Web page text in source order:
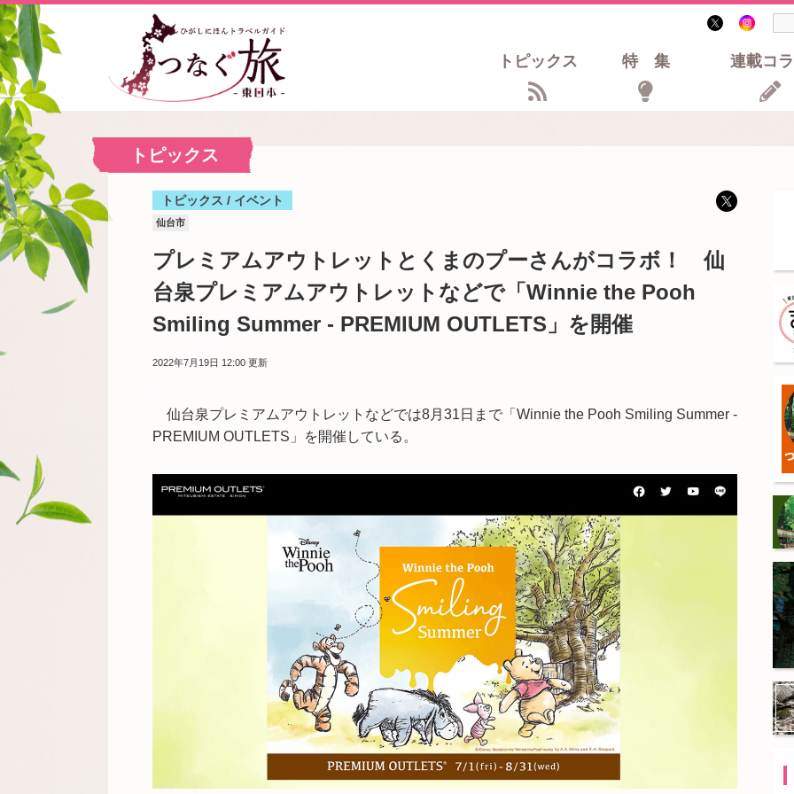
トピックス 特集 連載コ
トピックス
トピックス / イベント
仙台市
プレミアムアウトレットとくまのプーさんがコラボ！ 仙
台泉プレミアムアウトレットなどで「Winnie the Pooh
Smiling Summer - PREMIUM OUTLETS」を開催
2022年7月19日 12:00 更新
仙台泉プレミアムアウトレットなどでは8月31日まで「Winnie the Pooh Smiling Summer -
PREMIUM OUTLETS」を開催している。